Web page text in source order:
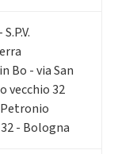
Bo - via San
vecchio 32
Petronio
- Bologna